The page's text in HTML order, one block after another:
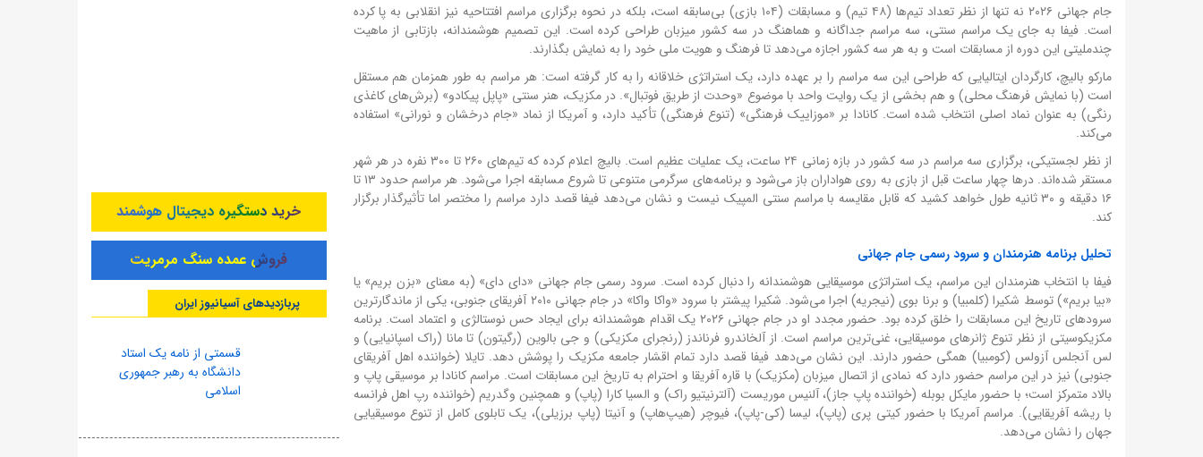
جام جهانی ۲۰۲۶ نه تنها از نظر تعداد تیم‌ها (۴۸ تیم) و مسابقات (۱۰۴ بازی) بی‌سابقه است، بلکه در نحوه برگزاری مراسم افتتاحیه نیز انقلابی به پا کرده
است. فیفا به جای یک مراسم سنتی، سه مراسم جداگانه و هماهنگ در سه کشور میزبان طراحی کرده است. این تصمیم هوشمندانه، بازتابی از ماهیت
چندملیتی این دوره از مسابقات است و به هر سه کشور اجازه می‌دهد تا فرهنگ و هویت ملی خود را به نمایش بگذارند.
مارکو بالیچ، کارگردان ایتالیایی که طراحی این سه مراسم را بر عهده دارد، یک استراتژی خلاقانه را به کار گرفته است: هر مراسم به طور همزمان هم مستقل
است (با نمایش فرهنگ محلی) و هم بخشی از یک روایت واحد با موضوع «وحدت از طریق فوتبال». در مکزیک، هنر سنتی «پاپل پیکادو» (برش‌های کاغذی
رنگی) به عنوان نماد اصلی انتخاب شده است. کانادا بر «موزاییک فرهنگی» (تنوع فرهنگی) تأکید دارد، و آمریکا از نماد «جام درخشان و نورانی» استفاده
می‌کند.
از نظر لجستیکی، برگزاری سه مراسم در سه کشور در بازه زمانی ۲۴ ساعت، یک عملیات عظیم است. بالیچ اعلام کرده که تیم‌های ۲۶۰ تا ۳۰۰ نفره در هر شهر
مستقر شده‌اند. درها چهار ساعت قبل از بازی به روی هواداران باز می‌شود و برنامه‌های سرگرمی متنوعی تا شروع مسابقه اجرا می‌شود. هر مراسم حدود ۱۳ تا
۱۶ دقیقه و ۳۰ ثانیه طول خواهد کشید که قابل مقایسه با مراسم سنتی المپیک نیست و نشان می‌دهد فیفا قصد دارد مراسم را مختصر اما تأثیرگذار برگزار
کند.
تحلیل برنامه هنرمندان و سرود رسمی جام جهانی
فیفا با انتخاب هنرمندان این مراسم، یک استراتژی موسیقایی هوشمندانه را دنبال کرده است. سرود رسمی جام جهانی «دای دای» (به معنای «بزن بریم» یا
«بیا بریم») توسط شکیرا (کلمبیا) و برنا بوی (نیجریه) اجرا می‌شود. شکیرا پیشتر با سرود «واکا واکا» در جام جهانی ۲۰۱۰ آفریقای جنوبی، یکی از ماندگارترین
سرودهای تاریخ این مسابقات را خلق کرده بود. حضور مجدد او در جام جهانی ۲۰۲۶ یک اقدام هوشمندانه برای ایجاد حس نوستالژی و اعتماد است. برنامه
مکزیکوسیتی از نظر تنوع ژانرهای موسیقایی، غنی‌ترین مراسم است. از آلخاندرو فرناندز (رنجرای مکزیکی) و جی بالوین (رگیتون) تا مانا (راک اسپانیایی) و
لس آنجلس آزولس (کومبیا) همگی حضور دارند. این نشان می‌دهد فیفا قصد دارد تمام اقشار جامعه مکزیک را پوشش دهد. تایلا (خواننده اهل آفریقای
جنوبی) نیز در این مراسم حضور دارد که نمادی از اتصال میزبان (مکزیک) با قاره آفریقا و احترام به تاریخ این مسابقات است. مراسم کانادا بر موسیقی پاپ و
بالاد متمرکز است؛ با حضور مایکل بوبله (خواننده پاپ جاز)، آلنیس موریست (آلترنیتیو راک) و السیا کارا (پاپ) و همچنین وگدریم (خواننده رپ اهل فرانسه
با ریشه آفریقایی). مراسم آمریکا با حضور کیتی پری (پاپ)، لیسا (کی-پاپ)، فیوچر (هیپ‌هاپ) و آنیتا (پاپ برزیلی)، یک تابلوی کامل از تنوع موسیقیایی
جهان را نشان می‌دهد.
خرید دستگیره دیجیتال هوشمند
فروش عمده سنگ مرمریت
پربازدیدهای آسیانیوز ایران
قسمتی از نامه یک استاد
دانشگاه به رهبر جمهوری
اسلامی